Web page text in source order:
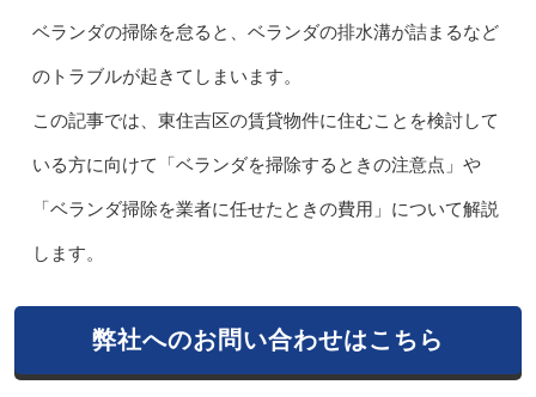
ベランダの掃除を怠ると、ベランダの排水溝が詰まるなど
のトラブルが起きてしまいます。
この記事では、東住吉区の賃貸物件に住むことを検討して
いる方に向けて「ベランダを掃除するときの注意点」や
「ベランダ掃除を業者に任せたときの費用」について解説
します。
弊社へのお問い合わせはこちら